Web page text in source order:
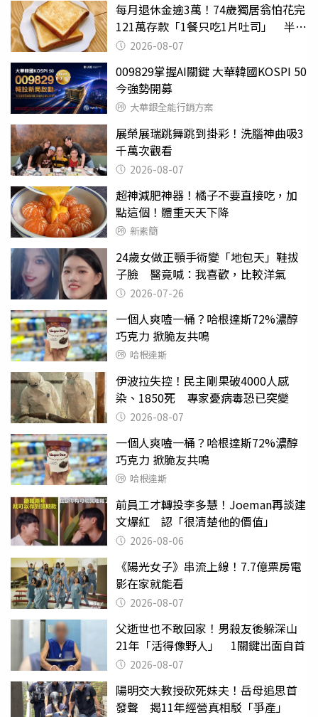
每月退休金逾3萬！74歲獨居翁怕花完
121萬存款「1餐只吃1片吐司」 半年
後暴瘦嚇壞女兒
2026-08-07
009829掌握AI關鍵 大華韓國KOSPI 50
今強勢開募
大華銀全能行銷方案
展榮展瑞跳舞跳到掛彩！洗腦神曲吸3
千萬次觀看
2026-08-07
超神減肥神器！橘子不要直接吃，加
點這個！體重天天下降
新素簡
24歲女做正顎手術變「地包天」鞋拔
子臉 醫竟喊：我喜歡，比較洋氣
2026-07-26
一個人爽嗑一桶？哈根達斯72%濃醇
巧克力 掀脆友共鳴
哈根達斯
伊波拉失控！民主剛果破4000人感
染、1850死 專家憂病毒恐已突變
2026-08-07
一個人爽嗑一桶？哈根達斯72%濃醇
巧克力 掀脆友共鳴
哈根達斯
前員工才轉投李多慧！Joeman再談建
文爆紅 認「很清楚他的價值」
2026-08-06
《陽光女子》串流上線！7.7億票房電
影在家就能看
2026-08-07
父逝世也不敢回家！男殺友後躲深山
21年「活得像野人」 1關鍵出面自首
2026-08-07
陽明交大教授砍死妹夫！岳母追思首
發聲 揭11年經營真相駁「爭產」